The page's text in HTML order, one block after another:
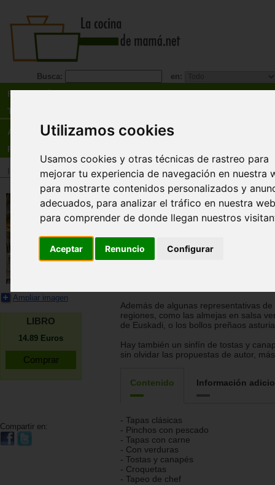
Utilizamos cookies
Usamos cookies y otras técnicas de rastreo para
mejorar tu experiencia de navegación en nuestra
para mostrarte contenidos personalizados y
adecuados, para analizar el tráfico en nuestra
para comprender de donde llegan nuestros
Aceptar Renuncio Configurar
Busca: en:
Recetas
Tienda
Actualidad
Registro
Tienda>Libros >Regional>Española
Ampliar imagen
LIBRO
14.89 Euros
Compartir en:
Festival de tapas
Varios Autores
Pequeñas muestras de nuestra cocina
Sorprende a tus invitados con una
Además de algunas representativas
regiones, como las almejas en salsa
de Euskadi, o los bollos preñaos
Hay también un sinfín de tostas y
sin olvidar las propuestas de autor,
Contenido Información
- Tapas clásicas
- Pinchos con pescado
- Tapas con carne
- Con verduras
- Tostas y canapés
- Croquetas
- Tapeo de chef